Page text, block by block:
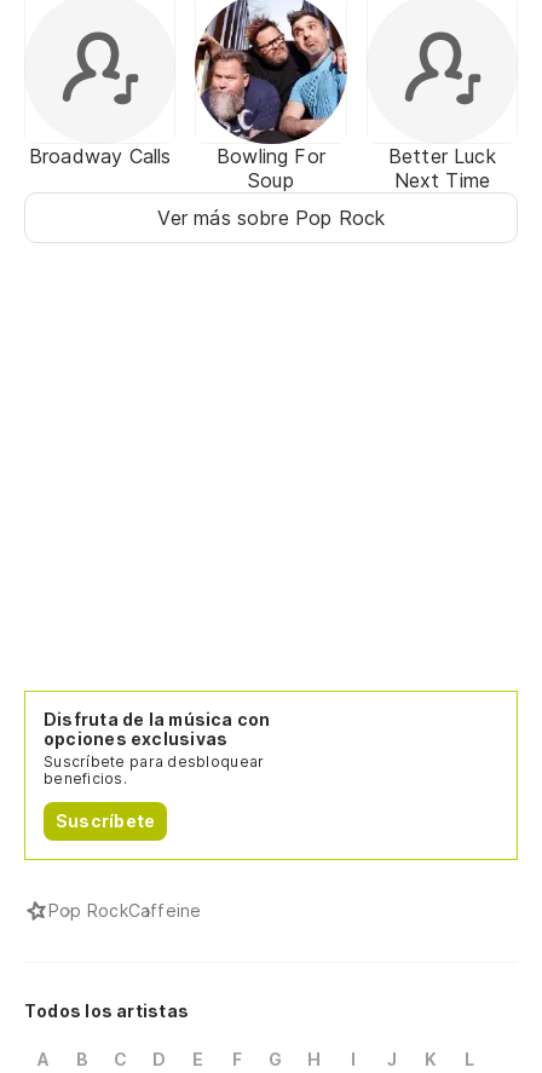
Broadway Calls
Bowling For
Soup
Better Luck
Next Time
Ver más sobre Pop Rock
Disfruta de la música con
opciones exclusivas
Suscríbete para desbloquear
beneficios.
Suscríbete
Pop RockCaffeine
Todos los artistas
A B C D E F G H I J K
L